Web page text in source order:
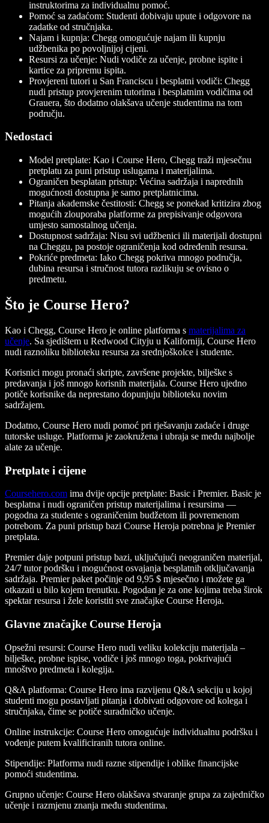
instruktorima za individualnu pomoć.
Pomoć sa zadaćom: Studenti dobivaju upute i odgovore na
zadatke od stručnjaka.
Najam i kupnja: Chegg omogućuje najam ili kupnju
udžbenika po povoljnijoj cijeni.
Resursi za učenje: Nudi vodiče za učenje, probne ispite i
kartice za pripremu ispita.
Provjereni tutori u San Franciscu i besplatni vodiči: Chegg
nudi pristup provjerenim tutorima i besplatnim vodičima od
Grauera, što dodatno olakšava učenje studentima na tom
području.
Nedostaci
Model pretplate: Kao i Course Hero, Chegg traži mjesečnu
pretplatu za puni pristup uslugama i materijalima.
Ograničen besplatan pristup: Većina sadržaja i naprednih
mogućnosti dostupna je samo pretplatnicima.
Pitanja akademske čestitosti: Chegg se ponekad kritizira zbog
mogućih zlouporaba platforme za prepisivanje odgovora
umjesto samostalnog učenja.
Dostupnost sadržaja: Nisu svi udžbenici ili materijali dostupni
na Cheggu, pa postoje ograničenja kod određenih resursa.
Pokriće predmeta: Iako Chegg pokriva mnogo područja,
dubina resursa i stručnost tutora razlikuju se ovisno o
predmetu.
Što je Course Hero?
Kao i Chegg, Course Hero je online platforma s materijalima za
učenje. Sa sjedištem u Redwood Cityju u Kaliforniji, Course Hero
nudi raznoliku biblioteku resursa za srednjoškolce i studente.
Korisnici mogu pronaći skripte, završene projekte, bilješke s
predavanja i još mnogo korisnih materijala. Course Hero ujedno
potiče korisnike da neprestano dopunjuju biblioteku novim
sadržajem.
Dodatno, Course Hero nudi pomoć pri rješavanju zadaće i druge
tutorske usluge. Platforma je zaokružena i ubraja se među najbolje
alate za učenje.
Pretplate i cijene
Coursehero.com ima dvije opcije pretplate: Basic i Premier. Basic je
besplatna i nudi ograničen pristup materijalima i resursima —
pogodna za studente s ograničenim budžetom ili povremenom
potrebom. Za puni pristup bazi Course Heroja potrebna je Premier
pretplata.
Premier daje potpuni pristup bazi, uključujući neograničen materijal,
24/7 tutor podršku i mogućnost osvajanja besplatnih otključavanja
sadržaja. Premier paket počinje od 9,95 $ mjesečno i možete ga
otkazati u bilo kojem trenutku. Pogodan je za one kojima treba širok
spektar resursa i žele koristiti sve značajke Course Heroja.
Glavne značajke Course Heroja
Opsežni resursi: Course Hero nudi veliku kolekciju materijala –
bilješke, probne ispise, vodiče i još mnogo toga, pokrivajući
mnoštvo predmeta i kolegija.
Q&A platforma: Course Hero ima razvijenu Q&A sekciju u kojoj
studenti mogu postavljati pitanja i dobivati odgovore od kolega i
stručnjaka, čime se potiče suradničko učenje.
Online instrukcije: Course Hero omogućuje individualnu podršku i
vođenje putem kvalificiranih tutora online.
Stipendije: Platforma nudi razne stipendije i oblike financijske
pomoći studentima.
Grupno učenje: Course Hero olakšava stvaranje grupa za zajedničko
učenje i razmjenu znanja među studentima.